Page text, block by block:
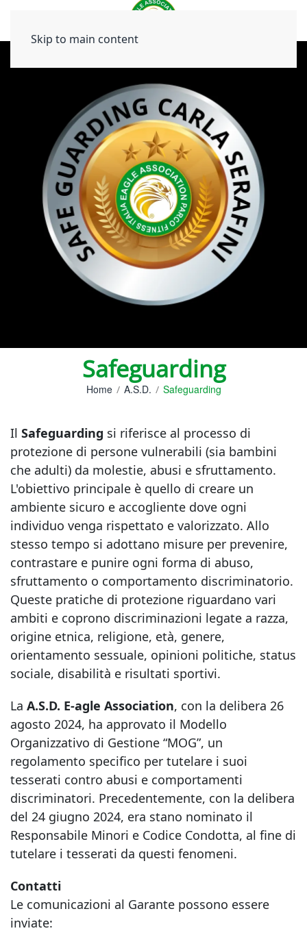
Skip to main content
Safeguarding
Home A.S.D. Safeguarding
Il Safeguarding si riferisce al processo di
protezione di persone vulnerabili (sia bambini
che adulti) da molestie, abusi e sfruttamento.
L'obiettivo principale è quello di creare un
ambiente sicuro e accogliente dove ogni
individuo venga rispettato e valorizzato. Allo
stesso tempo si adottano misure per prevenire,
contrastare e punire ogni forma di abuso,
sfruttamento o comportamento discriminatorio.
Queste pratiche di protezione riguardano vari
ambiti e coprono discriminazioni legate a razza,
origine etnica, religione, età, genere,
orientamento sessuale, opinioni politiche, status
sociale, disabilità e risultati sportivi.
La A.S.D. E-agle Association, con la delibera 26
agosto 2024, ha approvato il Modello
Organizzativo di Gestione “MOG”, un
regolamento specifico per tutelare i suoi
tesserati contro abusi e comportamenti
discriminatori. Precedentemente, con la delibera
del 24 giugno 2024, era stano nominato il
Responsabile Minori e Codice Condotta, al fine di
tutelare i tesserati da questi fenomeni.
Contatti
Le comunicazioni al Garante possono essere
inviate: